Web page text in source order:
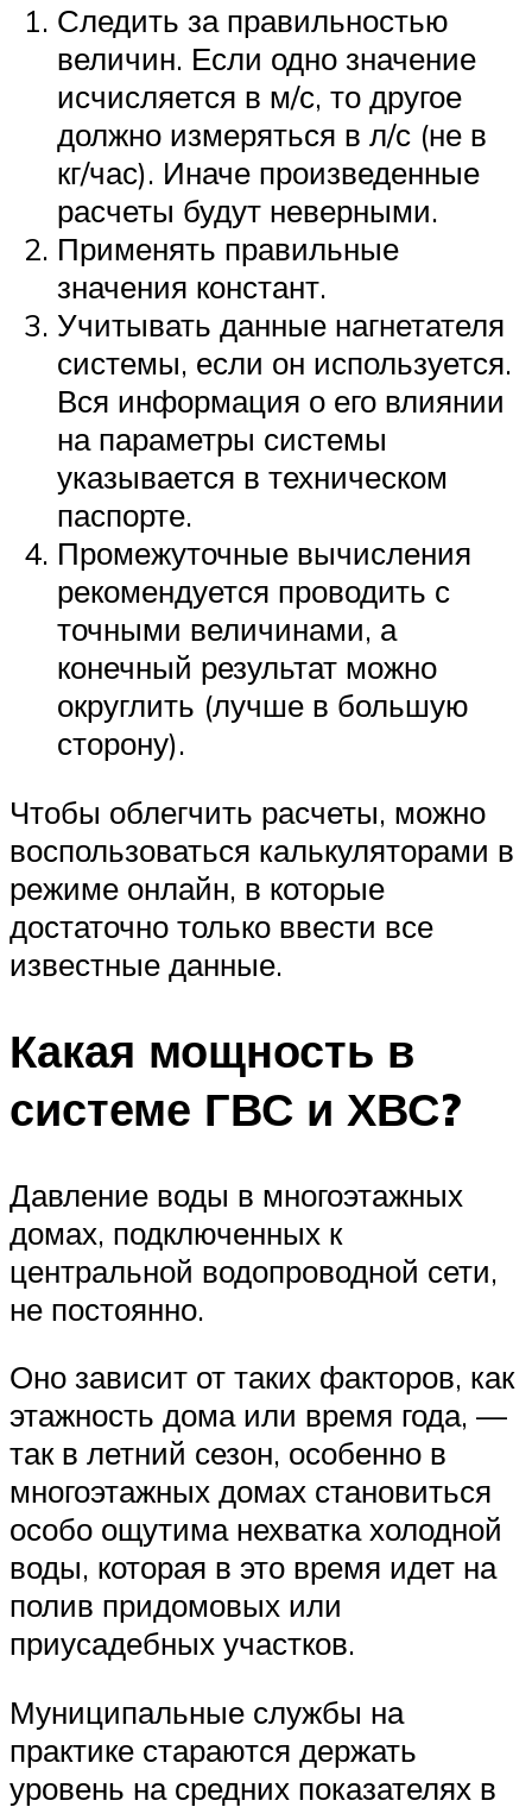
Следить за правильностью
величин. Если одно значение
исчисляется в м/с, то другое
должно измеряться в л/с (не в
кг/час). Иначе произведенные
расчеты будут неверными.
Применять правильные
значения констант.
Учитывать данные нагнетателя
системы, если он используется.
Вся информация о его влиянии
на параметры системы
указывается в техническом
паспорте.
Промежуточные вычисления
рекомендуется проводить с
точными величинами, а
конечный результат можно
округлить (лучше в большую
сторону).
Чтобы облегчить расчеты, можно
воспользоваться калькуляторами в
режиме онлайн, в которые
достаточно только ввести все
известные данные.
Какая мощность в
системе ГВС и ХВС?
Давление воды в многоэтажных
домах, подключенных к
центральной водопроводной сети,
не постоянно.
Оно зависит от таких факторов, как
этажность дома или время года, —
так в летний сезон, особенно в
многоэтажных домах становиться
особо ощутима нехватка холодной
воды, которая в это время идет на
полив придомовых или
приусадебных участков.
Муниципальные службы на
практике стараются держать
уровень на средних показателях в